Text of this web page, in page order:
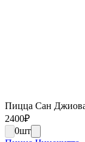
Пицца Сан
2400₽
0шт